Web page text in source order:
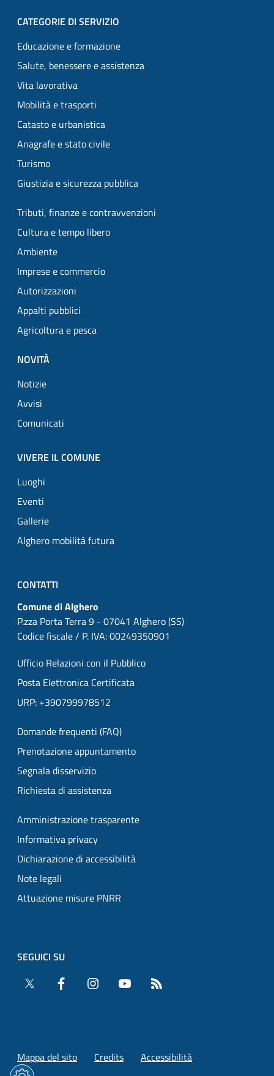
CATEGORIE DI SERVIZIO
Educazione e formazione
Salute, benessere e assistenza
Vita lavorativa
Mobilità e trasporti
Catasto e urbanistica
Anagrafe e stato civile
Turismo
Giustizia e sicurezza pubblica
Tributi, finanze e contravvenzioni
Cultura e tempo libero
Ambiente
Imprese e commercio
Autorizzazioni
Appalti pubblici
Agricoltura e pesca
NOVITÀ
Notizie
Avvisi
Comunicati
VIVERE IL COMUNE
Luoghi
Eventi
Gallerie
Alghero mobilità futura
CONTATTI
Comune di Alghero
P.zza Porta Terra 9 - 07041 Alghero (SS)
Codice fiscale / P. IVA: 00249350901
Ufficio Relazioni con il Pubblico
Posta Elettronica Certificata
URP: +390799978512
Domande frequenti (FAQ)
Prenotazione appuntamento
Segnala disservizio
Richiesta di assistenza
Amministrazione trasparente
Informativa privacy
Dichiarazione di accessibilità
Note legali
Attuazione misure PNRR
SEGUICI SU
Twitter
Facebook Instagram YouTube
Mappa del sito Credits Accessibilità